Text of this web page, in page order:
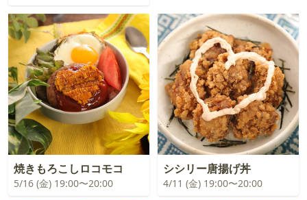
焼きもろこしロコモコ
5/16 (金) 19:00〜20:00
シシリー唐揚げ丼
4/11 (金) 19:00〜20:00